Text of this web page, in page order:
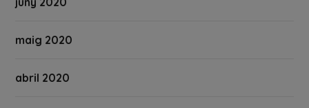
maig 2020
abril 2020